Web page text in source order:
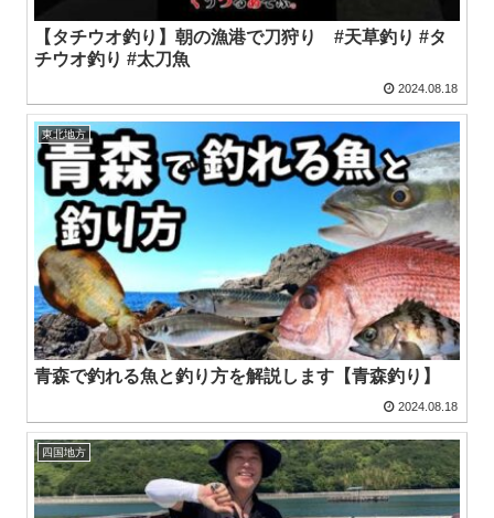
【タチウオ釣り】朝の漁港で刀狩り #天草釣り #タ
チウオ釣り #太刀魚
2024.08.18
東北地方
青森で釣れる魚と釣り方を解説します【青森釣り】
2024.08.18
四国地方